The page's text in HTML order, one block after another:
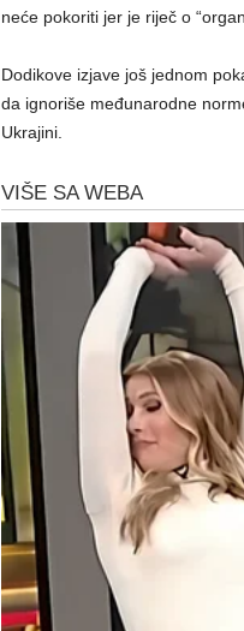
neće pokoriti jer je riječ o
Dodikove izjave još jednom
da ignoriše međunarodne
Ukrajini.